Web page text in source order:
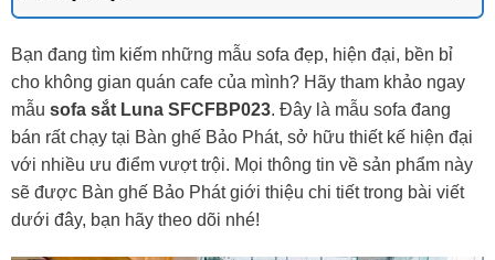
Bạn đang tìm kiếm những mẫu sofa đẹp, hiện đại, bền bỉ
cho không gian quán cafe của mình? Hãy tham khảo ngay
mẫu sofa sắt Luna SFCFBP023. Đây là mẫu sofa đang
bán rất chạy tại Bàn ghế Bảo Phát, sở hữu thiết kế hiện đại
với nhiều ưu điểm vượt trội. Mọi thông tin về sản phẩm này
sẽ được Bàn ghế Bảo Phát giới thiệu chi tiết trong bài viết
dưới đây, bạn hãy theo dõi nhé!